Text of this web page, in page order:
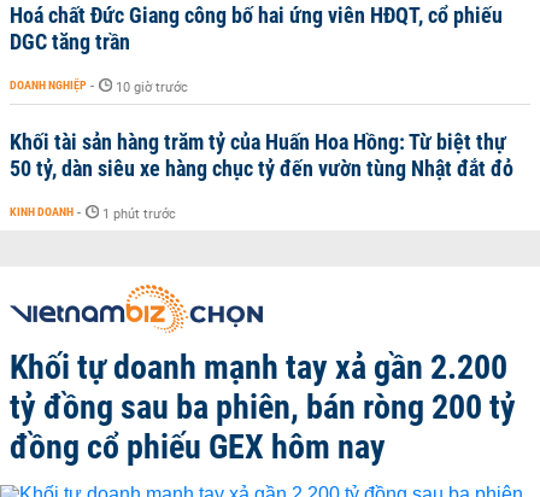
Hoá chất Đức Giang công bố hai ứng viên HĐQT, cổ phiếu
DGC tăng trần
DOANH NGHIỆP - 10 giờ trước
Khối tài sản hàng trăm tỷ của Huấn Hoa Hồng: Từ biệt thự
50 tỷ, dàn siêu xe hàng chục tỷ đến vườn tùng Nhật đắt đỏ
KINH DOANH - 1 phút trước
Khối tự doanh mạnh tay xả gần 2.200
tỷ đồng sau ba phiên, bán ròng 200 tỷ
đồng cổ phiếu GEX hôm nay